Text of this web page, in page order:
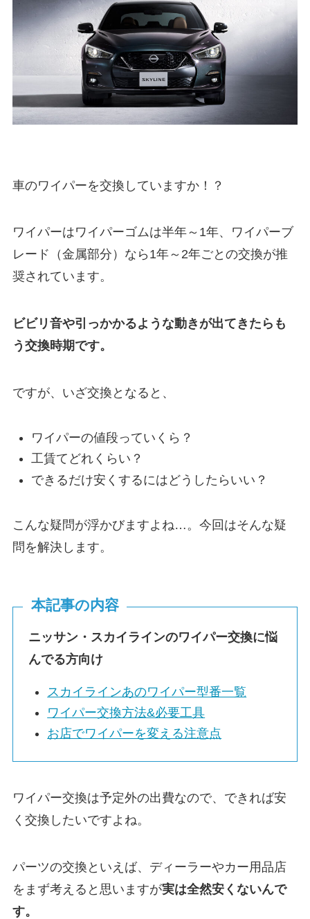
車のワイパーを交換していますか！？
ワイパーはワイパーゴムは半年～1年、ワイパーブ
レード（金属部分）なら1年～2年ごとの交換が推
奨されています。
ビビリ音や引っかかるような動きが出てきたらも
う交換時期です。
ですが、いざ交換となると、
ワイパーの値段っていくら？
工賃てどれくらい？
できるだけ安くするにはどうしたらいい？
こんな疑問が浮かびますよね…。今回はそんな疑
問を解決します。
本記事の内容
ニッサン・ スカイラインのワイパー交換に悩
んでる方向け
スカイラインあのワイパー型番一覧
ワイパー交換方法&必要工具
お店でワイパーを変える注意点
ワイパー交換は予定外の出費なので、できれば安
く交換したいですよね。
パーツの交換といえば、ディーラーやカー用品店
をまず考えると思いますが実は全然安くないんで
す。